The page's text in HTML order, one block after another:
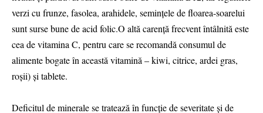
verzi cu frunze, fasolea, arahidele, semințele de floarea-soarelui
sunt surse bune de acid folic.O altă carență frecvent întâlnită este
cea de vitamina C, pentru care se recomandă consumul de
alimente bogate în această vitamină – kiwi, citrice, ardei gras,
roșii) și tablete.
Deficitul de minerale se tratează în funcție de severitate și de